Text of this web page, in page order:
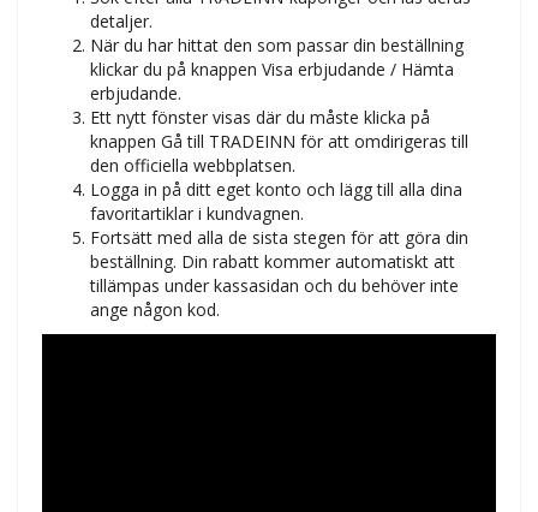
detaljer.
När du har hittat den som passar din beställning
klickar du på knappen Visa erbjudande / Hämta
erbjudande.
Ett nytt fönster visas där du måste klicka på
knappen Gå till TRADEINN för att omdirigeras till
den officiella webbplatsen.
Logga in på ditt eget konto och lägg till alla dina
favoritartiklar i kundvagnen.
Fortsätt med alla de sista stegen för att göra din
beställning. Din rabatt kommer automatiskt att
tillämpas under kassasidan och du behöver inte
ange någon kod.